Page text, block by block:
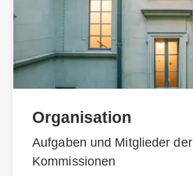
Organisation
Aufgaben und Mitglieder
Kommissionen